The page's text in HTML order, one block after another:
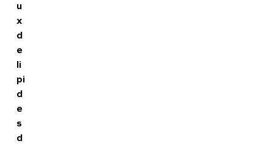
u
x
d
e
li
pi
d
e
s
d